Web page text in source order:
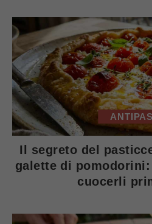
Il segreto del
galette di
cuocerli